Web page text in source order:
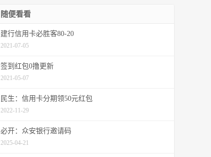
随便看看
建行信用卡必胜客80-20
2021-07-05
签到红包0撸更新
2021-05-07
民生：信用卡分期领50元红包
2022-11-29
必开：众安银行邀请码
2025-04-21